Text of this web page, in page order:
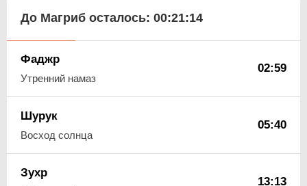
До Магриб осталось: 00:21:13
Фаджр
Утренний намаз
02:59
Шурук
Восход солнца
05:40
Зухр
13:13